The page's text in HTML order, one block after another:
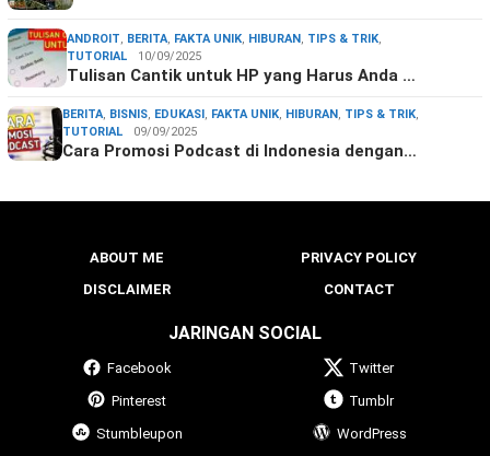
ANDROIT, BERITA, FAKTA UNIK, HIBURAN , TIPS & TRIK,
TUTORIAL
10/09/2025
Tulisan Cantik untuk HP yang Harus Anda …
BERITA, BISNIS, EDUKASI , FAKTA UNIK, HIBURAN , TIPS & TRIK,
TUTORIAL
09/09/2025
Cara Promosi Podcast di Indonesia dengan…
ABOUT ME
PRIVACY POLICY
DISCLAIMER
CONTACT
JARINGAN SOCIAL
Facebook
Twitter
Pinterest
Tumblr
Stumbleupon
WordPress